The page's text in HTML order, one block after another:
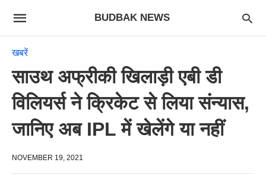
BUDBAK NEWS
खबरें
साउथ अफ्रीकी खिलाड़ी एबी डी
विलियर्स ने क्रिकेट से लिया संन्यास,
जानिए अब IPL में खेलेंगे या नहीं
NOVEMBER 19, 2021